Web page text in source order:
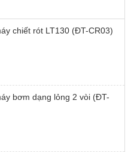
chiết rót LT130 (ĐT-CR03)
bơm dạng lỏng 2 vòi (ĐT-